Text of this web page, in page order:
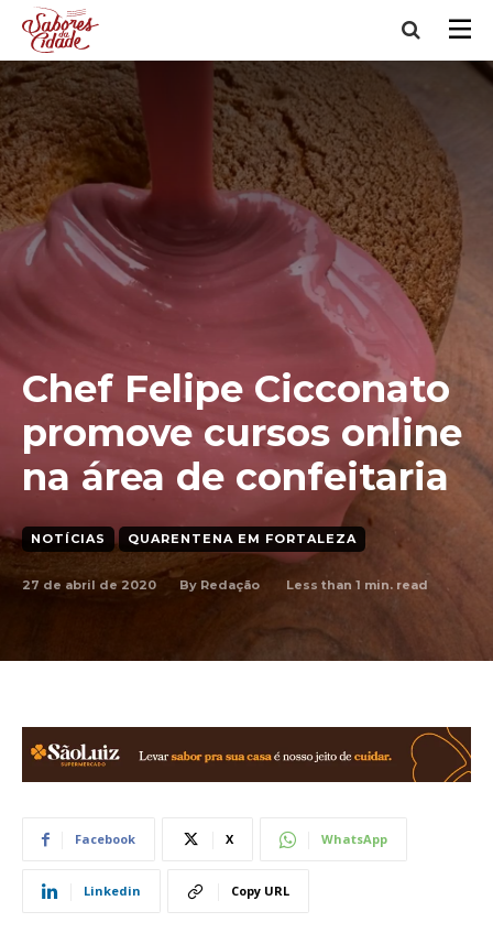
Chef Felipe Cicconato
promove cursos online
na área de confeitaria
NOTÍCIAS QUARENTENA EM FORTALEZA
27 de abril de 2020 By Redação Less than 1 min. read
Facebook X WhatsApp
Linkedin Copy URL